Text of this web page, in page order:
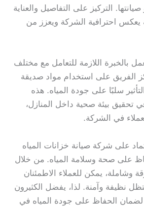
التركيز على التفاصيل والعناية
احترافية الشركة ويعزز من
بالخبرة اللازمة للتعامل مع مختلف
الفريق على استخدام مواد صديقة
سلبًا على جودة المياه. هذه
تحقيق بيئة صحية داخل المنازل،
في الشركة.
على شركة صيانة خزانات المياه
على صحة وسلامة المياه. من خلال
وشاملة، يمكن للعملاء الاطمئنان
نظيفة وآمنة. لذا، يفضل الكثيرون
لضمان الحفاظ على جودة المياه في